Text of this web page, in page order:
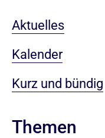
Aktuelles
Kalender
Kurz und bündig
Themen